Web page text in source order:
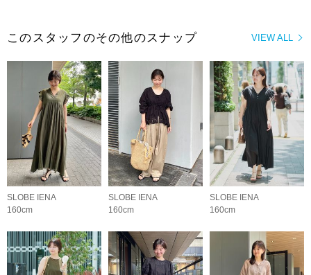
VIEW ALL
このスタッフのその他のスナップ
SLOBE IENA
160cm
SLOBE IENA
160cm
SLOBE IENA
160cm